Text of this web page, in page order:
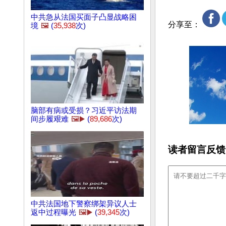
中共急从法国买面子凸显战略困
境 🖼️ (35,938次)
脑部有病或受损？习近平访法期
间步履艰难 🖼️▶️ (89,686次)
中共法国地下警察绑架异议人士
返中过程曝光 🖼️▶️ (39,345次)
分享至：
读者留言反